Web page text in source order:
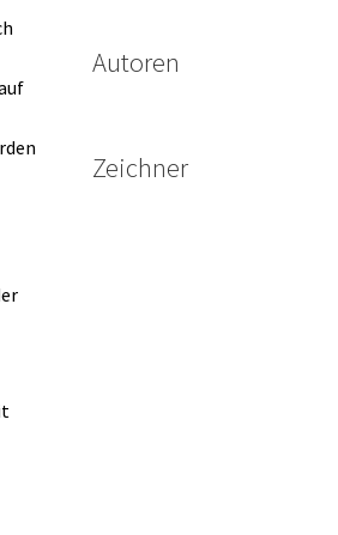
Autoren
Zeichner